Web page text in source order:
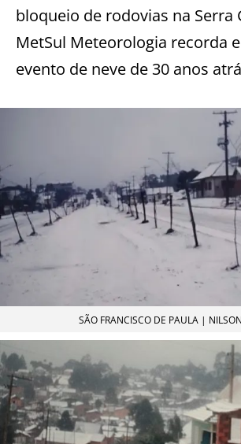
bloqueio de rodovias na Serra
MetSul Meteorologia recorda
evento de neve de 30 anos
SÃO FRANCISCO DE PAULA |